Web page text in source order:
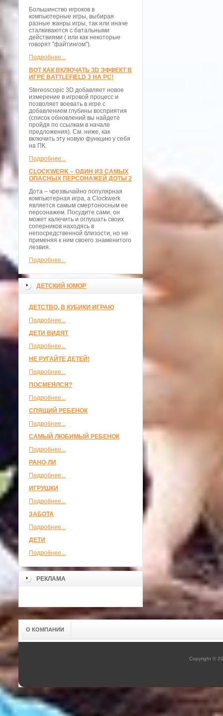
Большинство игроков в
компьютерные игры, выбирая
разные жанры игры, так или иначе
сталкиваются с батальными
действиями ( или как некоторые
говорят "файтингом").
Подробнее...
ВОТ КАК ВКЛЮЧАТЬ 3D ЭФФЕКТ В
ИГРЕ BATTLEFIELD 3 НА PC!
Stereoscopic 3D добавляет новое
измерение в игровой процесс и
позволяет воевать в игре с
добавлением глубины восприятия
(список обновлений вы найдете
пройдя по ссылкам в начале
предложения). См. ниже, как
включить эту новую функцию у себя
на ПК.
Подробнее...
CLOCKWERK – ОДИН ИЗ САМЫХ
ОПАСНЫХ ПЕРСОНАЖЕЙ ДОТЫ 2
Дота – чрезвычайно популярная
компьютерная игра, а Clockwerk
является самым смертоносным ее
персонажем. Посудите сами, он
может калечить и оглушать своих
соперников находясь в
непосредственной близости, но не
применяя к ним своего знаменитого
лезвия.
Подробнее...
ДЕТСКИЙ ЮМОР
ДЕТСТВО, В КУБИКИ ИГРАЮ
Подробнее...
ДЕТИ ВИДЯТ
Подробнее...
НЕ РУГАЙТЕ ДЕТЕЙ!
Подробнее...
ПОСМЕЯЛСЯ?
Подробнее...
СПЯЩИЙ РЕБЕНОК
Подробнее...
САМЫЙ ЛЮБИМЫЙ РЕБЕНОК
Подробнее...
РАНО-ЛИ
Подробнее...
ИГРУШКИ
Подробнее...
ЗАБОТА
Подробнее...
ДЕТИ
Подробнее...
РЕКЛАМА
О КОМПАНИИ
Copyright ©